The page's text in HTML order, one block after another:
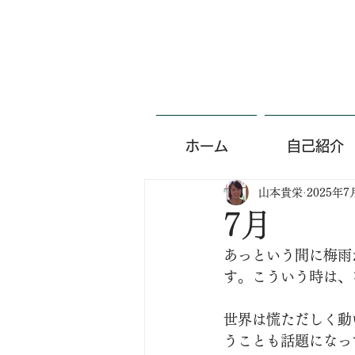
ホーム 自己紹介
7月
山本貴栄 2025年7
あっという間に梅
す。こういう時は
世界は慌ただしく
うことも話題にな